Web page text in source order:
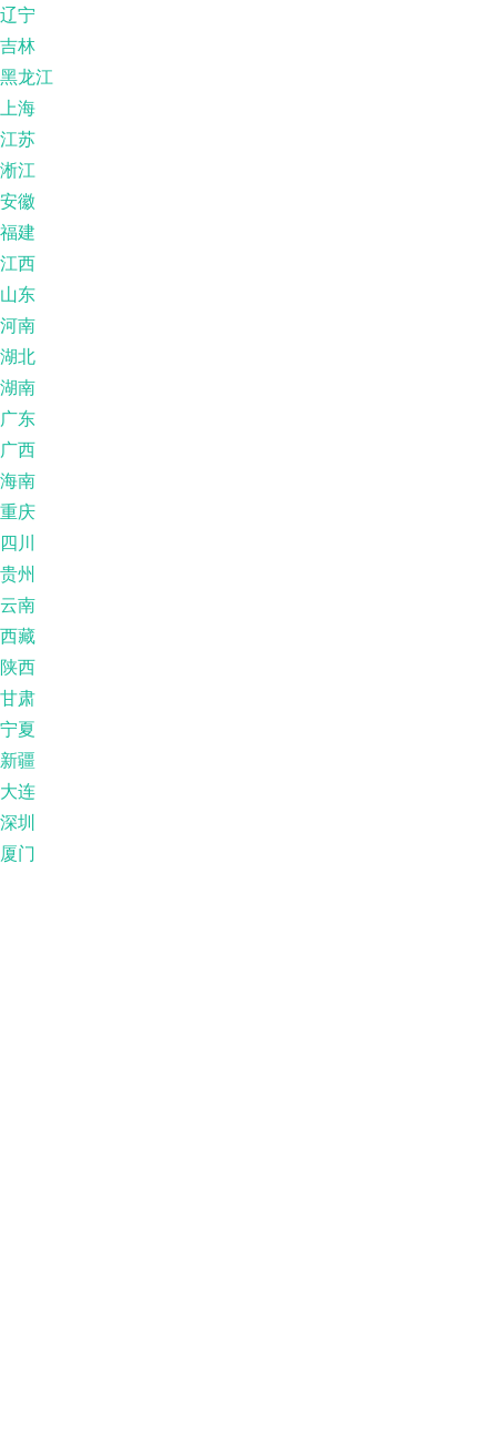
辽宁
吉林
黑龙江
上海
江苏
淅江
安徽
福建
江西
山东
河南
湖北
湖南
广东
广西
海南
重庆
四川
贵州
云南
西藏
陕西
甘肃
宁夏
新疆
大连
深圳
厦门